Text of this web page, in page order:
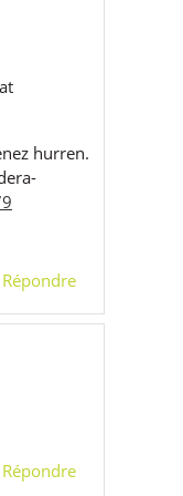
hurren.
Répondre
Répondre